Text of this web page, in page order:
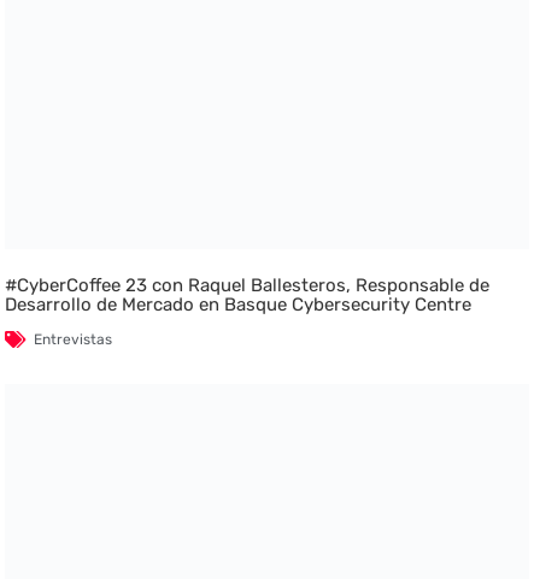
#CyberCoffee 23 con Raquel Ballesteros, Responsable de
Desarrollo de Mercado en Basque Cybersecurity Centre
Entrevistas